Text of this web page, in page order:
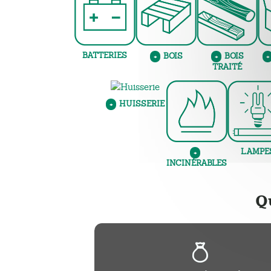
BATTERIES + BOIS +
BOIS
TRAITÉ
+
+ HUISSERIE
+
INCINÉRABLES